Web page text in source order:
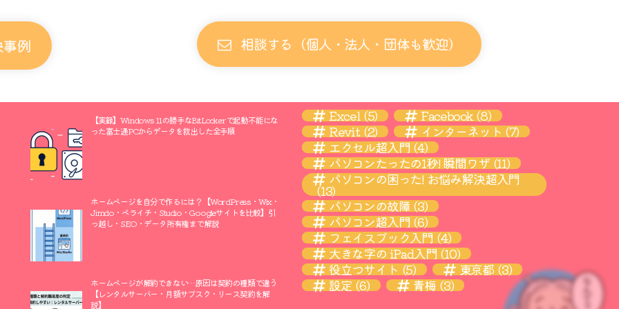
例 相談する（個人・法人・団体も歓迎）
【実録】Windows 11の勝手なBitLockerで起動不能にな
った富士通PCからデータを救出した全手順
ホームページを自分で作るには？【WordPress・Wix・
Jimdo・ペライチ・Studio・Googleサイトを比較】引
っ越し・SEO・データ所有権まで解説
ホームページが解約できない…原因は契約の種類で違う
【レンタルサーバー・月額サブスク・リース契約を解
説】
Excel(5) Facebook(8)
Revit(2) インターネット(7)
エクセル超入門(4)
パソコンたったの1秒! 瞬間ワザ(11)
パソコンの困った! お悩み解決超入門
(13)
パソコンの故障(3)
パソコン超入門(6)
フェイスブック入門(4)
大きな字の iPad入門(10)
役立つサイト(5) 東京都(3)
設定(6) 青梅(3)